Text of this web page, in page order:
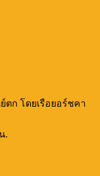
ตก โดยเรือยอร์ชคา
.